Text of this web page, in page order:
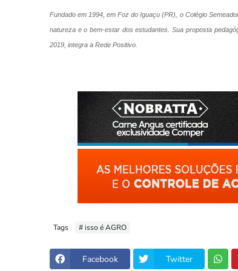
Fundado em 1994, em Foz do Iguaçu (PR), o Colégio
natureza e o bem-estar dos estudantes. Sua proposta
2019, integra a Rede Positivo.
Tags # isso é AGRO
Facebook Twitter